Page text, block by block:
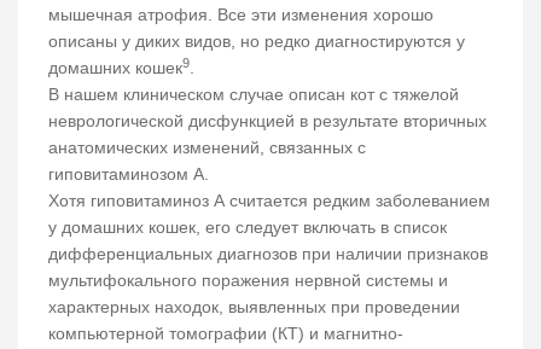
мышечная атрофия. Все эти изменения хорошо
описаны у диких видов, но редко диагностируются у
домашних кошек9.
В нашем клиническом случае описан кот с тяжелой
неврологической дисфункцией в результате вторичных
анатомических изменений, связанных с
гиповитаминозом А.
Хотя гиповитаминоз А считается редким заболеванием
у домашних кошек, его следует включать в список
дифференциальных диагнозов при наличии признаков
мультифокального поражения нервной системы и
характерных находок, выявленных при проведении
компьютерной томографии (КТ) и магнитно-